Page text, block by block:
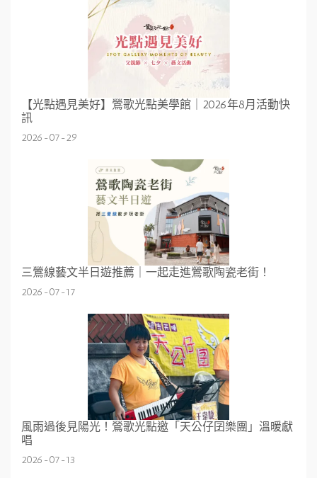
【光點遇見美好】鶯歌光點美學館｜2026年8月活動快
訊
2026-07-29
三鶯線藝文半日遊推薦｜一起走進鶯歌陶瓷老街！
2026-07-17
風雨過後見陽光！鶯歌光點邀「天公仔囝樂團」溫暖獻
唱
2026-07-13